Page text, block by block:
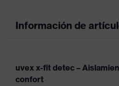
Información de
uvex x-fit detec –
confort